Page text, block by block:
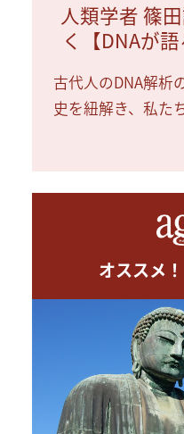
人類学者 篠
く【DNAが
古代人のDNA解析
史を紐解き、私た
オススメ